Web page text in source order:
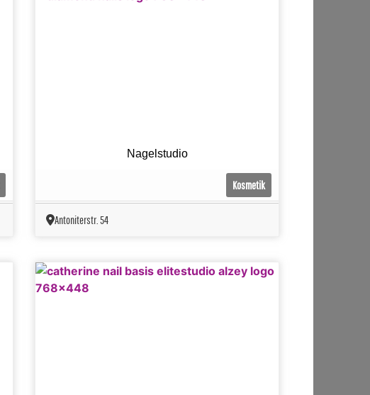
Nagelstudio
Kosmetik
Antoniterstr. 54